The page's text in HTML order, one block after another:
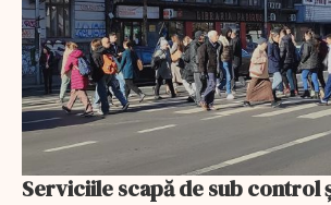
Serviciile scapă de sub control